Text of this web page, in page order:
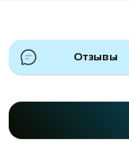
Отзывы